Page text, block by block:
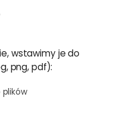
wstawimy je do
png, pdf):
plików